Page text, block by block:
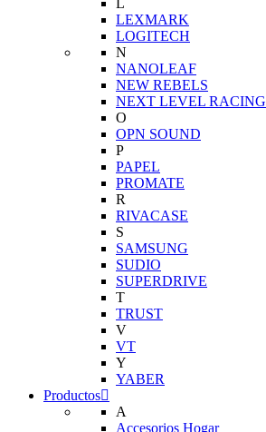
L
LEXMARK
LOGITECH
N
NANOLEAF
NEW REBELS
NEXT LEVEL RACING
O
OPN SOUND
P
PAPEL
PROMATE
R
RIVACASE
S
SAMSUNG
SUDIO
SUPERDRIVE
T
TRUST
V
VT
Y
YABER
Productos
A
Accesorios Hogar